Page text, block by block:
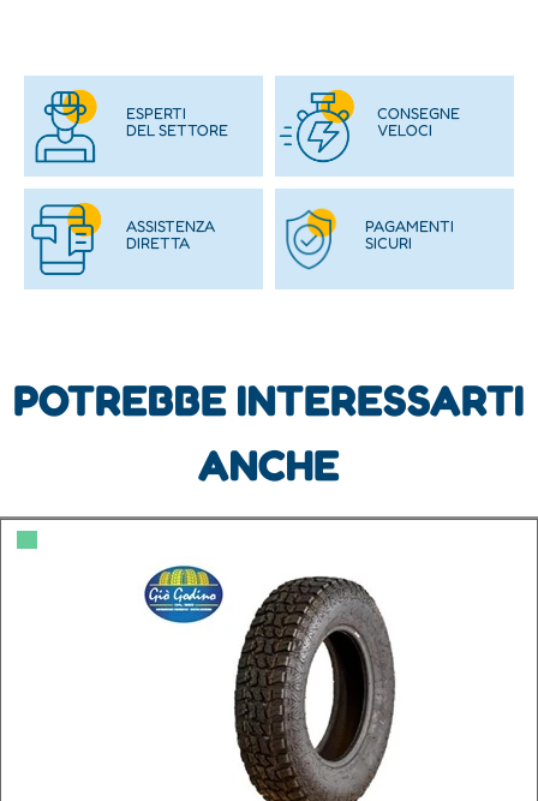
ESPERTI
DEL SETTORE
CONSEGNE
VELOCI
ASSISTENZA
DIRETTA
PAGAMENTI
SICURI
POTREBBE INTERESSARTI
ANCHE
▀